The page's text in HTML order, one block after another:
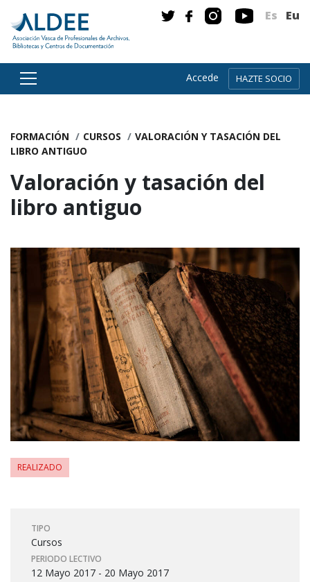
Es Eu
Accede HAZTE SOCIO
FORMACIÓN CURSOS
VALORACIÓN Y TASACIÓN DEL
LIBRO ANTIGUO
Valoración y tasación del
libro antiguo
REALIZADO
TIPO
Cursos
PERIODO LECTIVO
12 Mayo 2017 - 20 Mayo 2017